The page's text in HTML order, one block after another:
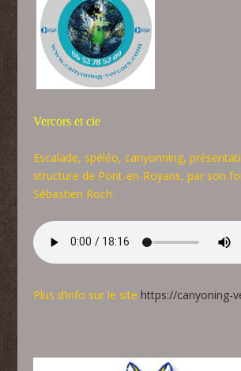
Vercors et cie
Escalade, spéléo, canyonning,
structure de Pont-en-Royans, par son
Sébastien Roch.
Plus d’info sur le site https://canyoning-